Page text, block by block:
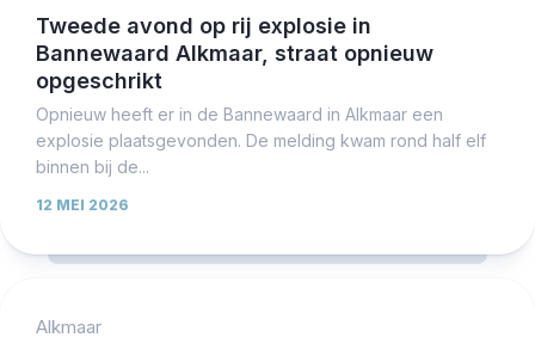
Tweede avond op rij explosie in
Bannewaard Alkmaar, straat opnieuw
opgeschrikt
Opnieuw heeft er in de Bannewaard in Alkmaar een
explosie plaatsgevonden. De melding kwam rond half elf
binnen bij de...
12 MEI 2026
Alkmaar